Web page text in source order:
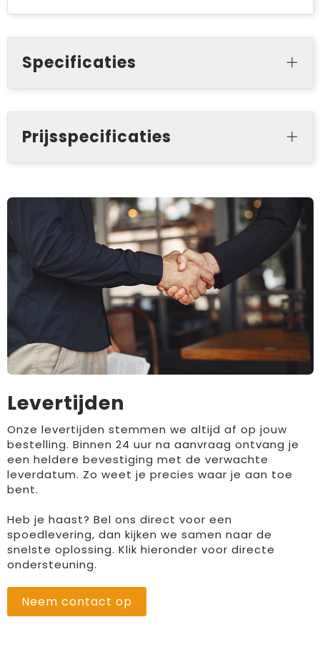
Specificaties
Prijsspecificaties
Levertijden
Onze levertijden stemmen we altijd af op jouw
bestelling. Binnen 24 uur na aanvraag ontvang je
een heldere bevestiging met de verwachte
leverdatum. Zo weet je precies waar je aan toe
bent.
Heb je haast? Bel ons direct voor een
spoedlevering, dan kijken we samen naar de
snelste oplossing. Klik hieronder voor directe
ondersteuning.
Neem contact op